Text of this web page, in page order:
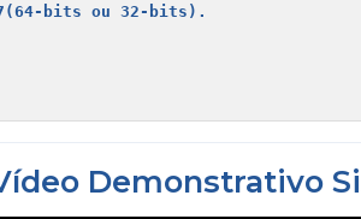
bits ou 32-bits).
Demonstrativo